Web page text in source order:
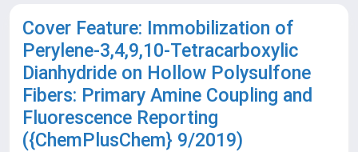
Cover Feature: Immobilization of
Perylene-3,4,9,10-Tetracarboxylic
Dianhydride on Hollow Polysulfone
Fibers: Primary Amine Coupling and
Fluorescence Reporting
({ChemPlusChem} 9/2019)